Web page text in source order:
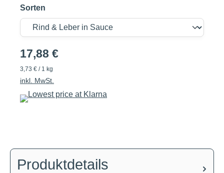
Sorten
17,88 €
3,73 € / 1 kg
inkl. MwSt.
Produktdetails